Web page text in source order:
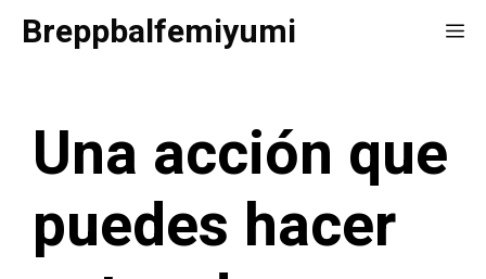
SaltarBreppbalfemiyumi
Una acción que
puedes hacer